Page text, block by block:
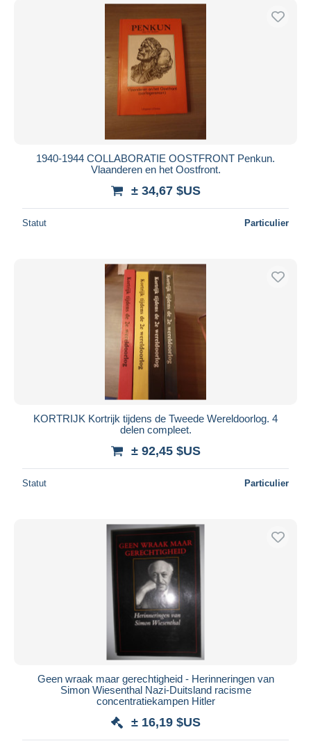
1940-1944 COLLABORATIE OOSTFRONT Penkun.
Vlaanderen en het Oostfront.
± 34,67 $US
Statut Particulier
KORTRIJK Kortrijk tijdens de Tweede Wereldoorlog. 4
delen compleet.
± 92,45 $US
Statut Particulier
Geen wraak maar gerechtigheid - Herinneringen van
Simon Wiesenthal Nazi-Duitsland racisme
concentratiekampen Hitler
± 16,19 $US